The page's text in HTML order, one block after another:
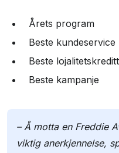
Årets program
Beste kundeservice
Beste
Beste kampanje
– Å motta en Freddie
viktig anerkjennelse,